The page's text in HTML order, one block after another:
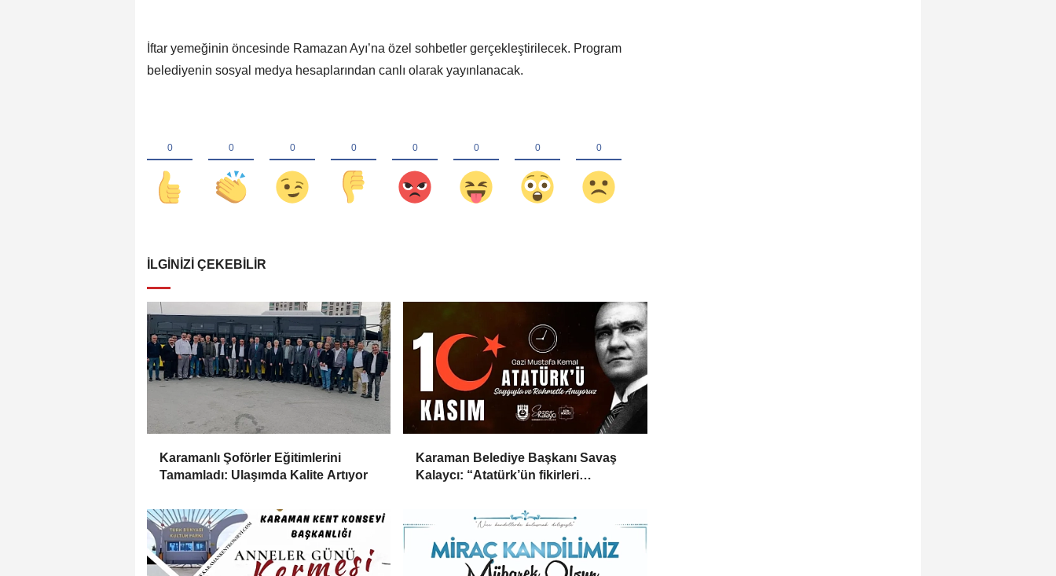
İftar yemeğinin öncesinde Ramazan Ayı’na özel sohbetler gerçekleştirilecek. Program
belediyenin sosyal medya hesaplarından canlı olarak yayınlanacak.
İLGINIZI ÇEKEBILIR
Karamanlı Şoförler Eğitimlerini
Tamamladı: Ulaşımda Kalite Artıyor
Karaman Belediye Başkanı Savaş
Kalaycı: “Atatürk’ün fikirleri